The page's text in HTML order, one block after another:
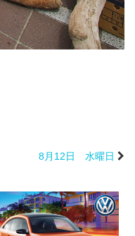
8月12日 水曜日